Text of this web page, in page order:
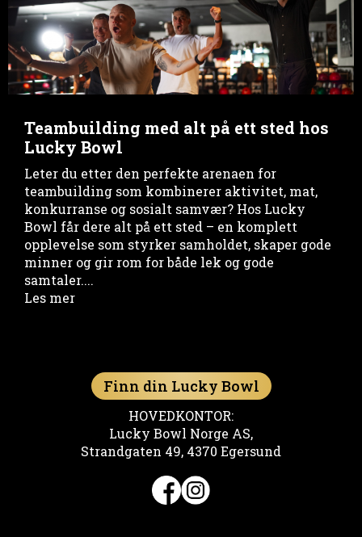
Teambuilding med alt på ett sted hos
Lucky Bowl
Leter du etter den perfekte arenaen for
teambuilding som kombinerer aktivitet, mat,
konkurranse og sosialt samvær? Hos Lucky
Bowl får dere alt på ett sted – en komplett
opplevelse som styrker samholdet, skaper gode
minner og gir rom for både lek og gode
samtaler....
Les mer
Finn din Lucky Bowl
HOVEDKONTOR:
Lucky Bowl Norge AS,
Strandgaten 49, 4370 Egersund